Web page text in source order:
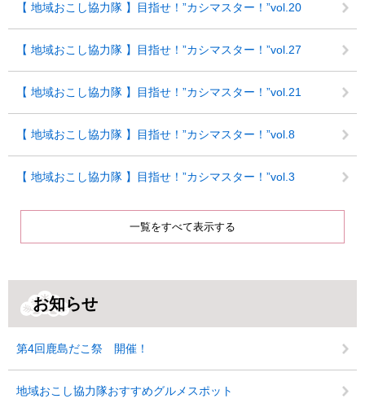
【 地域おこし協力隊 】目指せ！”カシマスター！”vol.20
【 地域おこし協力隊 】目指せ！”カシマスター！”vol.27
【 地域おこし協力隊 】目指せ！”カシマスター！”vol.21
【 地域おこし協力隊 】目指せ！”カシマスター！”vol.8
【 地域おこし協力隊 】目指せ！”カシマスター！”vol.3
一覧をすべて表示する
お知らせ
第4回鹿島だこ祭 開催！
地域おこし協力隊おすすめグルメスポット